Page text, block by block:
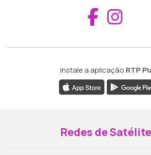
Instale a aplicação RTP
Redes de